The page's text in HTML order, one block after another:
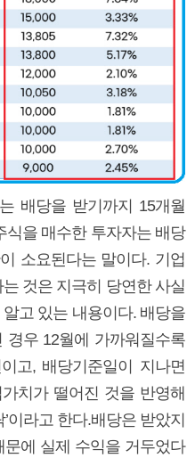
배당을 받기까지 15개월
식을 매수한 투자자는 배당
소요된다는 말이다. 기업
것은 지극히 당연한 사실
고 있는 내용이다. 배당을
경우 12월에 가까워질수록
고, 배당기준일이 지나면
치가 떨어진 것을 반영해
이라고 한다.배당은 받았지
에 실제 수익을 거두었다